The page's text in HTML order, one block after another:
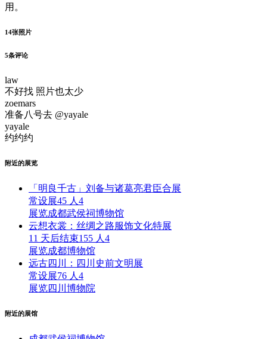
用。
14张照片
5条评论
law
不好找 照片也太少
zoemars
准备八号去 @yayale
yayale
约约约
附近的展览
「明良千古」刘备与诸葛亮君臣合展
常设展45 人 4
展览成都武侯祠博物馆
云想衣裳：丝绸之路服饰文化特展
11 天后结束155 人 4
展览成都博物馆
远古四川：四川史前文明展
常设展76 人 4
展览四川博物院
附近的展馆